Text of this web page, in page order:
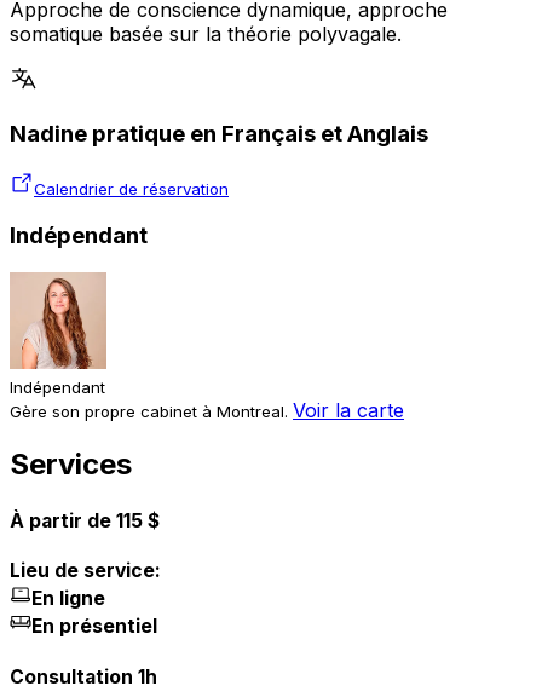
Approche de conscience dynamique, approche
somatique basée sur la théorie polyvagale.
Nadine pratique en Français et Anglais
Calendrier de réservation
Indépendant
Indépendant
Gère son propre cabinet à Montreal. Voir la carte
Services
À partir de 115 $
Lieu de service:
En ligne
En présentiel
Consultation 1h